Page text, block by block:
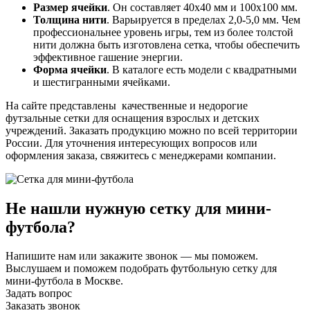
Размер ячейки. Он составляет 40х40 мм и 100х100 мм.
Толщина нити. Варьируется в пределах 2,0-5,0 мм. Чем
профессиональнее уровень игры, тем из более толстой
нити должна быть изготовлена сетка, чтобы обеспечить
эффективное гашение энергии.
Форма ячейки. В каталоге есть модели с квадратными
и шестигранными ячейками.
На сайте представлены качественные и недорогие
футзальные сетки для оснащения взрослых и детских
учреждений. Заказать продукцию можно по всей территории
России. Для уточнения интересующих вопросов или
оформления заказа, свяжитесь с менеджерами компании.
Не нашли нужную сетку для мини-
футбола?
Напишите нам или закажите звонок — мы поможем.
Выслушаем и поможем подобрать футбольную сетку для
мини-футбола в Москве.
Задать вопрос
Заказать звонок